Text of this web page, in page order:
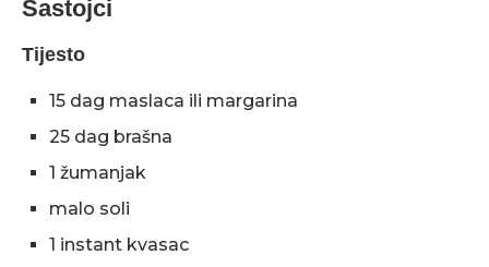
Sastojci
Tijesto
15 dag maslaca ili margarina
25 dag brašna
1 žumanjak
malo soli
1 instant kvasac